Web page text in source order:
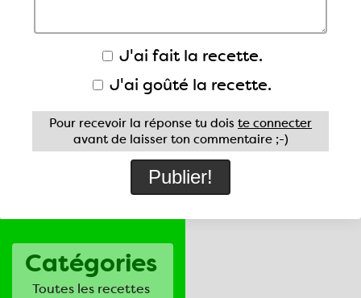
Catégories
Toutes les recettes
J'ai fait la recette.
J'ai goûté la recette.
Pour recevoir la réponse tu dois te connecter
avant de laisser ton commentaire ;-)